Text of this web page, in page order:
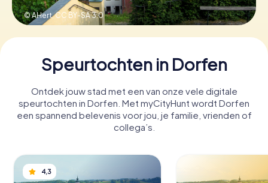
Koop cadeaubonnen
© AHert,CC BY-SA 3.0
Speurtochten in Dorfen
Ontdek jouw stad met een van onze vele digitale
speurtochten in Dorfen. Met myCityHunt wordt Dorfen
een spannend belevenis voor jou, je familie, vrienden of
collega’s.
4,3